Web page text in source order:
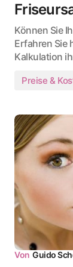
Können Sie
Erfahren Sie
Kalkulation
Preise &
Von Guido